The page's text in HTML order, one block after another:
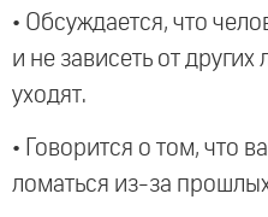
• Обсуждается, что
и не зависеть от
уходят.
• Говорится о том, что
ломаться из-за